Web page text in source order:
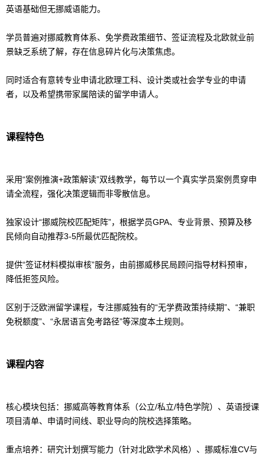
英语基础但无挪威语能力。
学员普遍对挪威教育体系、免学费政策细节、签证流程及北欧就业前
景缺乏系统了解，存在信息碎片化与决策焦虑。
同时适合有意转专业申请北欧理工科、设计类或社会学专业的申请
者，以及希望携带家属陪读的留学申请人。
课程特色
采用“案例推演+政策解读”双线教学，每节以一个真实学员案例贯穿申
请全流程，强化决策逻辑而非零散信息。
独家设计“挪威院校匹配矩阵”，根据学员GPA、专业背景、预算及移
民倾向自动推荐3-5所最优匹配院校。
提供“签证材料模拟审核”服务，由前挪威移民局顾问指导材料预审，
降低拒签风险。
区别于泛欧洲留学课程，专注挪威独有的“无学费政策持续期”、“兼职
免税额度”、“永居语言免考路径”等深度本土规则。
课程内容
核心模块包括：挪威高等教育体系（公立/私立/特色学院）、英语授课
项目清单、申请时间线、职业导向的院校选择策略。
重点培养：研究计划撰写能力（针对北欧学术风格）、挪威标准CV与